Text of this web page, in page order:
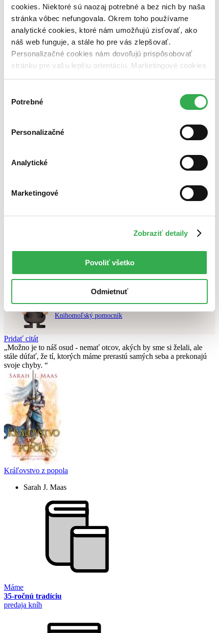
cookies. Niektoré sú naozaj potrebné a bez nich by naša
stránka vôbec nefungovala. Okrem toho používame
analytické cookies, ktoré nám umožňujú zisťovať, ako
náš web funguje, a stále ho pre vás zlepšovať.
Personalizačné cookies nám dovoľujú prispôsobovať
stránku pre vašu lepšiu orientáciu. Marketingové cookies
nám zas umožňujú zobrazenie relevantnej reklamy.
nám pomohlo, keby sme mohli používať všetky tieto
súhlasu
Potrebné
Personalizačné
Analytické
Marketingové
Zobraziť detaily
Povoliť všetko
Odmietnuť
Nové / čítané
nová (0 titulov)
čítaná (0 titulov)čítaná
čítaná - výborný stav (0 titulov)čítaná - výborný stav
čítaná - mierne opotrebovaná (0 titulov)čítaná - mierne
opotrebovaná
čítané verzie vypredaných kníh (0 titulov)čítané verzie
vypredaných kníh
Top hodnotené
Najlacnejšie
Nebol nájdenýžiadny titulvyhovujúci zadaným podmienkam.
Skúste prosím zmeniť vyhľadávaný výraz.
Chcete poradiť knihu?
Náš pomocník Sherlock vám ju s radosťou vypátra!
Knihomoľský pomocník
Pridať citát
Možno je to náš osud - nemať otcov, akých by sme si želali, ale
stále dúfať, že tí­, ktorých máme prerastú samých seba a prekonajú
svoje chyby.
Kráľovstvo z popola
Sarah J. Maas
Máme
35-ročnú tradíciu
predaja kníh